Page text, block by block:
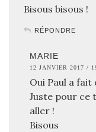
Bisous bisous !
RÉPONDRE
MARIE
12 JANVIER 2017 /
Oui Paul a
Juste pour ce
aller !
Bisous